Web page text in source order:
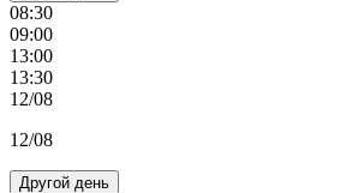
08:30
09:00
13:00
13:30
12/08
12/08
Другой день